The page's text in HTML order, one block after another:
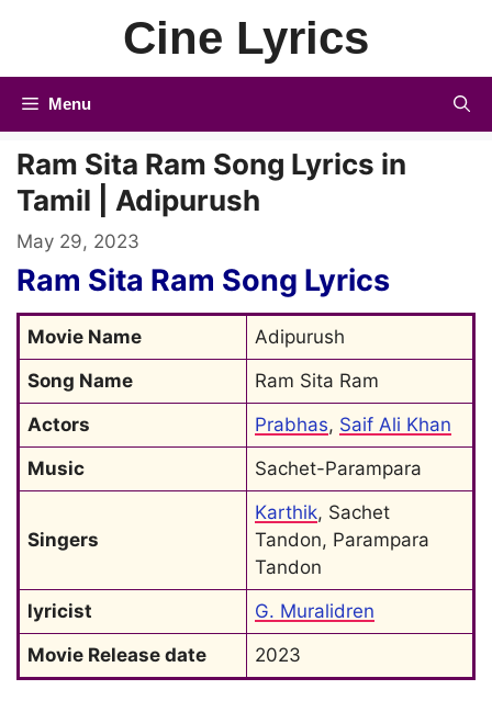
Cine Lyrics
Menu
Ram Sita Ram Song Lyrics in
Tamil | Adipurush
May 29, 2023
Ram Sita Ram Song Lyrics
Movie Name
Adipurush
Song Name
Ram Sita Ram
Actors
Prabhas, Saif Ali Khan
Music
Sachet-Parampara
Singers
Karthik, Sachet
Tandon, Parampara
Tandon
lyricist
G. Muralidren
Movie Release date
2023